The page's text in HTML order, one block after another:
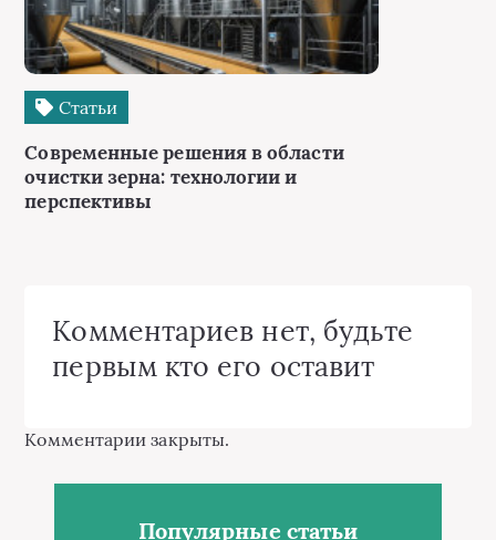
Статьи
Современные решения в области
очистки зерна: технологии и
перспективы
Комментариев нет, будьте
первым кто его оставит
Комментарии закрыты.
Популярные статьи